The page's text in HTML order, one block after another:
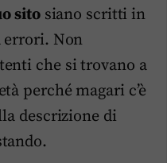
sitosiano scritti in
errori. Non
che si trovano a
perché magari c’è
descrizione di